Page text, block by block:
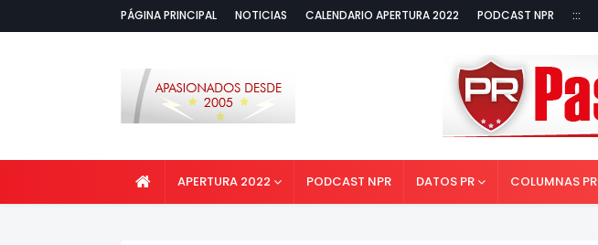
PÁGINA PRINCIPAL NOTICIAS CALENDARIO APERTURA 2022 PODCAST NPR :::
APERTURA 2022 PODCAST NPR DATOS PR COLUMNAS PR